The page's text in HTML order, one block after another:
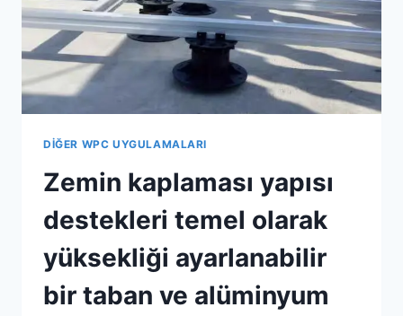
PP
MALZEMEDEN
ÜRETILMIŞTIR.
DIĞER WPC UYGULAMALARI
Zemin kaplaması yapısı
destekleri temel olarak
yüksekliği ayarlanabilir
bir taban ve alüminyum